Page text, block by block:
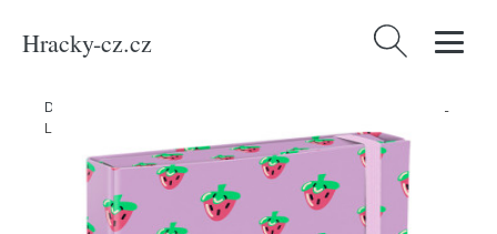
Hracky-cz.cz Vyhledávání
Domů
Desky na sešity A5 BAAGL
Lavender